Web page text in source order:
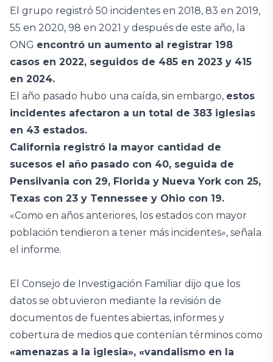
El grupo registró 50 incidentes en 2018, 83 en 2019,
55 en 2020, 98 en 2021 y después de este año, la
ONG encontró un aumento al registrar 198
casos en 2022, seguidos de 485 en 2023 y 415
en 2024.
El año pasado hubo una caída, sin embargo, estos
incidentes afectaron a un total de 383 iglesias
en 43 estados.
California registró la mayor cantidad de
sucesos el año pasado con 40, seguida de
Pensilvania con 29, Florida y Nueva York con 25,
Texas con 23 y Tennessee y Ohio con 19.
«Como en años anteriores, los estados con mayor
población tendieron a tener más incidentes», señala
el informe.
El Consejo de Investigación Familiar dijo que los
datos se obtuvieron mediante la revisión de
documentos de fuentes abiertas, informes y
cobertura de medios que contenían términos como
«amenazas a la iglesia», «vandalismo en la